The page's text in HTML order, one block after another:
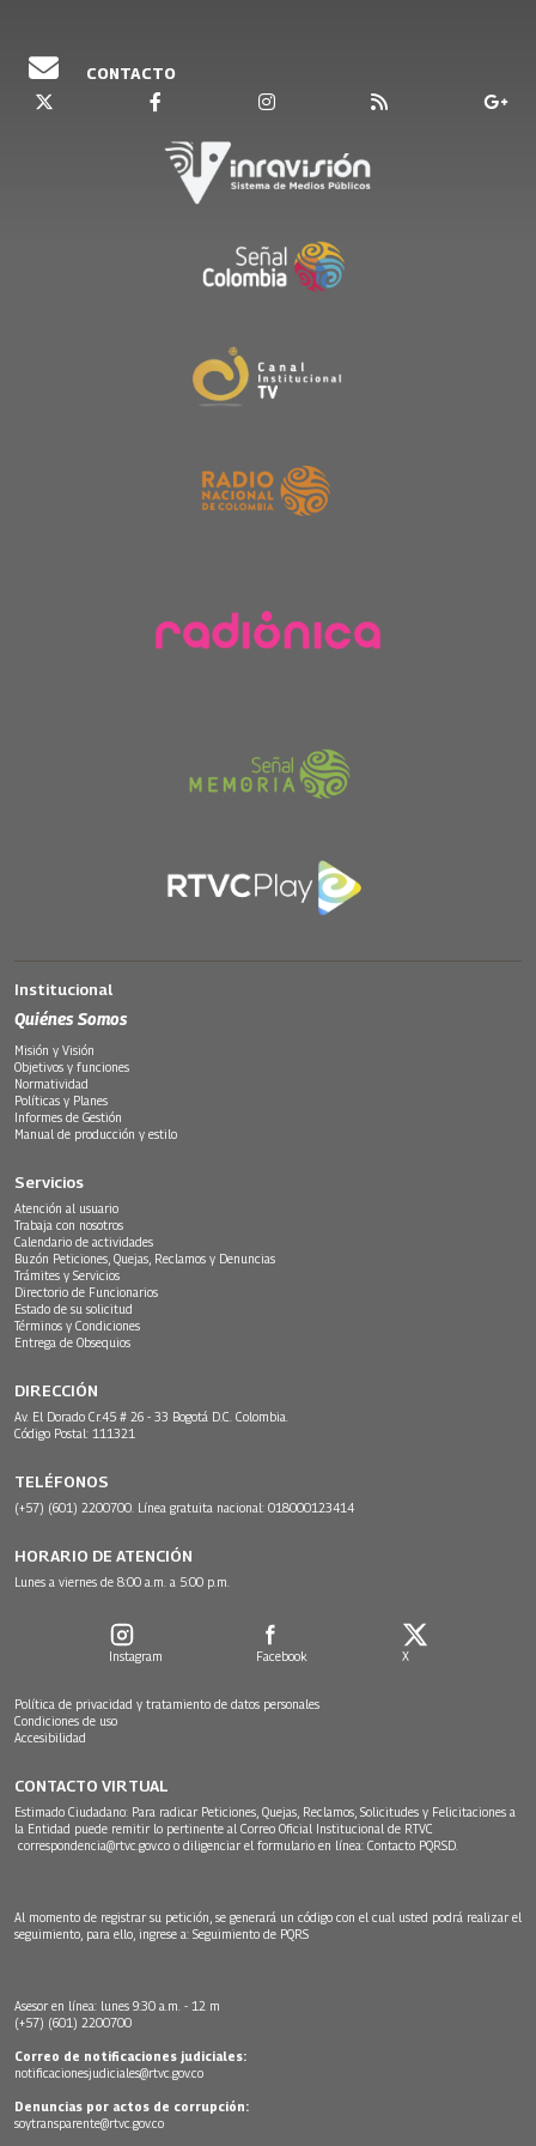
CONTACTO
Institucional
Quiénes Somos
Misión y Visión
Objetivos y funciones
Normatividad
Políticas y Planes
Informes de Gestión
Manual de producción y estilo
Servicios
Atención al usuario
Trabaja con nosotros
Calendario de actividades
Buzón Peticiones, Quejas, Reclamos y Denuncias
Trámites y Servicios
Directorio de Funcionarios
Estado de su solicitud
Términos y Condiciones
Entrega de Obsequios
DIRECCIÓN
Av. El Dorado Cr.45 # 26 - 33 Bogotá D.C. Colombia.
Código Postal: 111321
TELÉFONOS
(+57) (601) 2200700. Línea gratuita nacional: 018000123414
HORARIO DE ATENCIÓN
Lunes a viernes de 8:00 a.m. a 5:00 p.m.
Instagram Facebook X
Política de privacidad y tratamiento de datos personales
Condiciones de uso
Accesibilidad
CONTACTO VIRTUAL
Estimado Ciudadano: Para radicar Peticiones, Quejas, Reclamos, Solicitudes y Felicitaciones a
la Entidad puede remitir lo pertinente al Correo Oficial Institucional de RTVC
correspondencia@rtvc.gov.co o diligenciar el formulario en línea: Contacto PQRSD.
Al momento de registrar su petición, se generará un código con el cual usted podrá realizar el
seguimiento, para ello, ingrese a: Seguimiento de PQRS
Asesor en línea: lunes 9:30 a.m. - 12 m
(+57) (601) 2200700
Correo de notificaciones judiciales:
notificacionesjudiciales@rtvc.gov.co
Denuncias por actos de corrupción:
soytransparente@rtvc.gov.co